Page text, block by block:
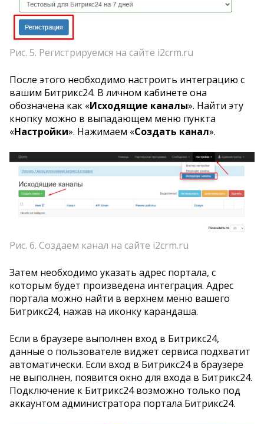
Рис. 5. Регистрируемся на сайте i2crm.ru
После этого необходимо настроить интеграцию с
вашим Битрикс24. В личном кабинете она
обозначена как «Исходящие каналы». Найти эту
кнопку можно в выпадающем меню пункта
«Настройки». Нажимаем «Создать канал».
Рис. 6. Создаем канал на сайте i2crm.ru
Затем необходимо указать адрес портала, с
которым будет произведена интеграция. Адрес
портала можно найти в верхнем меню вашего
Битрикс24, нажав на иконку карандаша.
Если в браузере выполнен вход в Битрикс24,
данные о пользователе виджет сервиса подхватит
автоматически. Если вход в Битрикс24 в браузере
не выполнен, появится окно для входа в Битрикс24.
Подключение к Битрикс24 возможно только под
аккаунтом администратора портала Битрикс24.